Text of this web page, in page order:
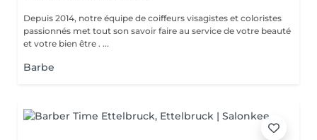
Depuis 2014, notre équipe de coiffeurs visagistes et coloristes
passionnés met tout son savoir faire au service de votre beauté
et votre bien être . ...
Barbe